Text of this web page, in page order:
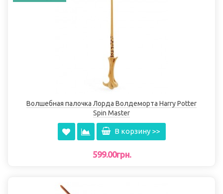
Волшебная палочка Лорда Волдеморта Harry Potter
Spin Master
В корзину >>
599.00грн.